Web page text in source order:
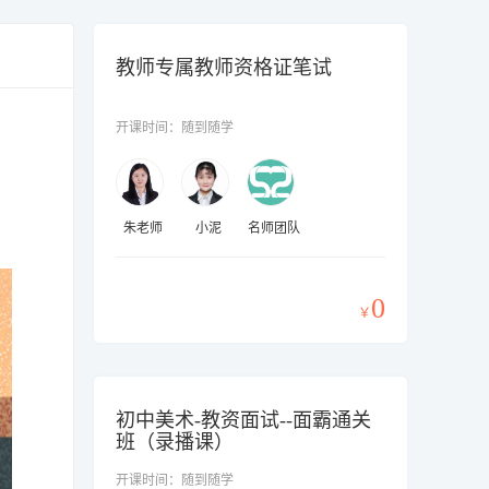
教师专属教师资格证笔试
开课时间：随到随学
朱老师 小泥 名师团队
￥ 0
初中美术-教资面试--面霸通关
班（录播课）
开课时间：随到随学